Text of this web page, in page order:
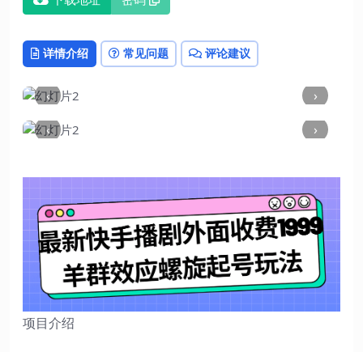
详情介绍 常见问题 评论建议
‹
›
‹
›
项目介绍